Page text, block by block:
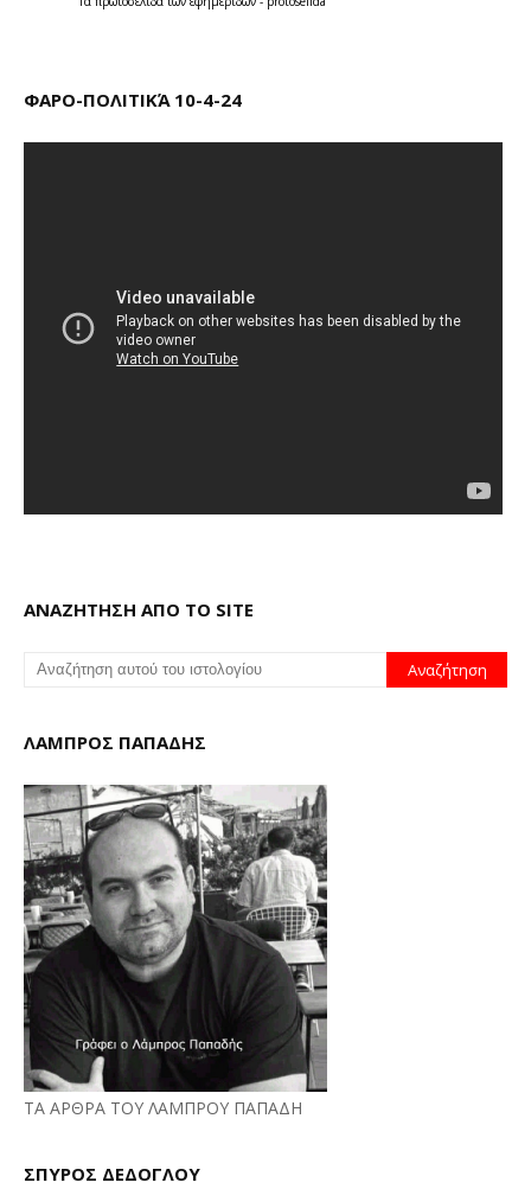
ΦΑΡΟ-ΠΟΛΙΤΙΚΆ 10-4-24
ΑΝΑΖΗΤΗΣΗ ΑΠΟ ΤΟ SITE
ΛΑΜΠΡΟΣ ΠΑΠΑΔΗΣ
ΤΑ ΑΡΘΡΑ ΤΟΥ ΛΑΜΠΡΟΥ ΠΑΠΑΔΗ
ΣΠΥΡΟΣ ΔΕΔΟΓΛΟΥ